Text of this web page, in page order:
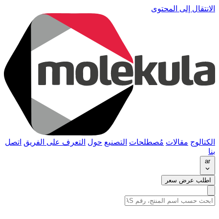
الانتقال إلى المحتوى
الكتالوج مقالات مُصطلحات التصنيع حول التعرف على الفريق اتصل
بنا
ar
اطلب عرض سعر